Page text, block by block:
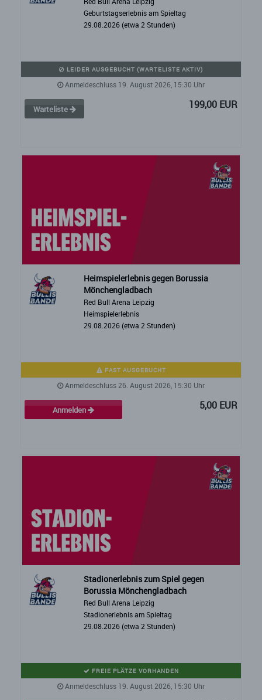
Geburtstagserlebnis am Spieltag
29.08.2026 (etwa 2 Stunden)
LEIDER AUSGEBUCHT (WARTELISTE AKTIV)
Anmeldeschluss 19. August 2026, 15:30 Uhr
Warteliste 199,00 EUR
Heimspielerlebnis gegen Borussia
Mönchengladbach
Red Bull Arena Leipzig
Heimspielerlebnis
29.08.2026 (etwa 2 Stunden)
FAST AUSGEBUCHT
Anmeldeschluss 26. August 2026, 15:30 Uhr
Anmelden 5,00 EUR
Stadionerlebnis zum Spiel gegen
Borussia Mönchengladbach
Red Bull Arena Leipzig
Stadionerlebnis am Spieltag
29.08.2026 (etwa 2 Stunden)
FREIE PLÄTZE VORHANDEN
Anmeldeschluss 19. August 2026, 15:30 Uhr